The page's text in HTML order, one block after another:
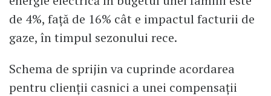
de 4%, față de 16% cât e impactul facturii de
gaze, în timpul sezonului rece.
Schema de sprijin va cuprinde acordarea
pentru clienţii casnici a unei compensaţii